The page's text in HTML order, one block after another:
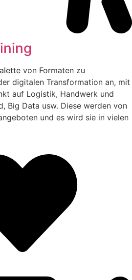
von Formaten zu
digitalen Transformation an, mit
auf Logistik, Handwerk und
Big Data usw. Diese werden von
und es wird sie in vielen